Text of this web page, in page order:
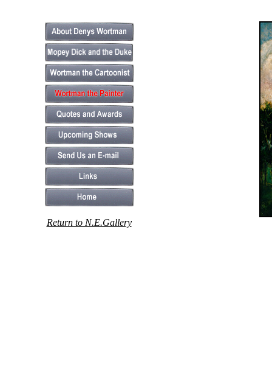
Return to N.E.Gallery